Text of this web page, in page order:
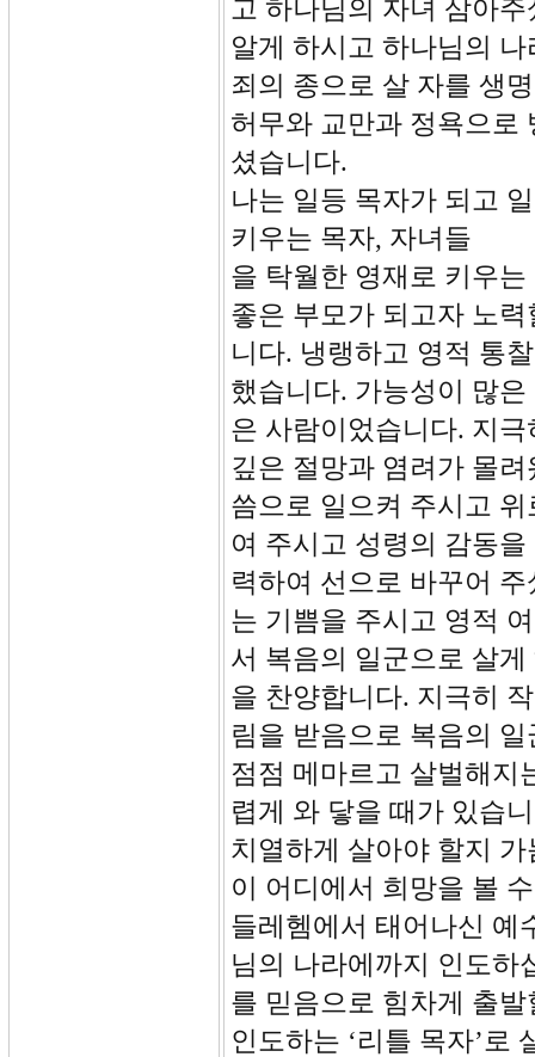
고 하나님의 자녀 삼아
알게 하시고 하나님의
죄의 종으로 살 자를 생
허무와 교만과 정욕으로
셨습니다.
나는 일등 목자가 되고
키우는 목자, 자녀들
을 탁월한 영재로 키우
좋은 부모가 되고자 노
니다. 냉랭하고 영적 통
했습니다. 가능성이 많
은 사람이었습니다. 지
깊은 절망과 염려가 몰
씀으로 일으켜 주시고
여 주시고 성령의 감동
력하여 선으로 바꾸어
는 기쁨을 주시고 영적
서 복음의 일군으로 살
을 찬양합니다. 지극히
림을 받음으로 복음의
점점 메마르고 살벌해지
렵게 와 닿을 때가 있습
치열하게 살아야 할지
이 어디에서 희망을 볼
들레헴에서 태어나신 예
님의 나라에까지 인도하
를 믿음으로 힘차게 출
인도하는 ‘리틀 목자’로